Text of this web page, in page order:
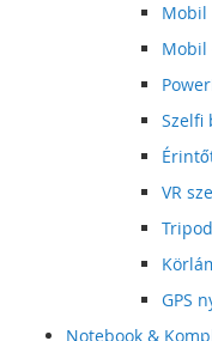
Mobil
Mobil
Szelfi
VR
Tripod
GPS
Notebook &